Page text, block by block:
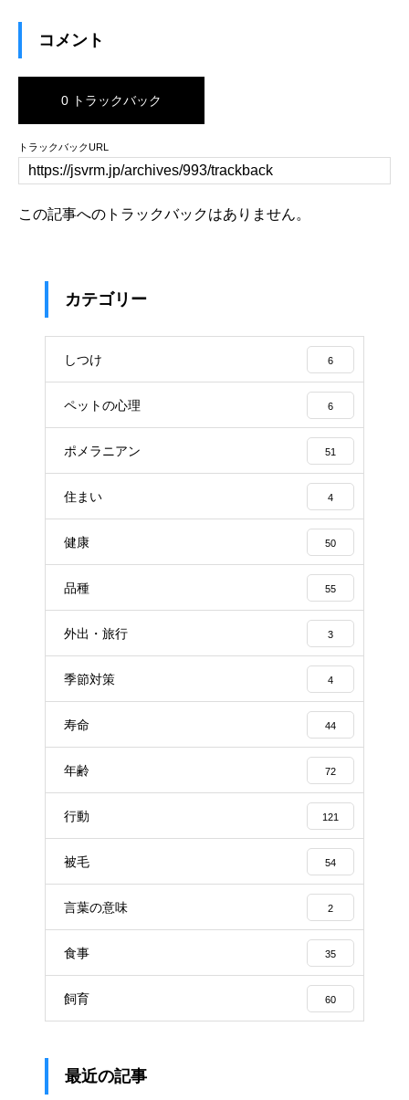
コメント
0 トラックバック
トラックバックURL
この記事へのトラックバックはありません。
カテゴリー
しつけ 6
ペットの心理 6
ポメラニアン 51
住まい 4
健康 50
品種 55
外出・旅行 3
季節対策 4
寿命 44
年齢 72
行動 121
被毛 54
言葉の意味 2
食事 35
飼育 60
最近の記事